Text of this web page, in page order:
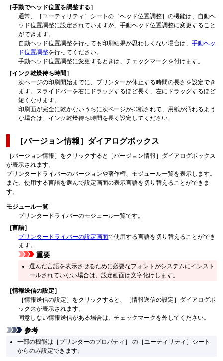
［手動でヘッド位置を調整する］
通常、
［ユーティリティ］ シートの ［ヘッド位置調整］の機能は、自動ヘ
ッド位置調整に設定されていますが、手動ヘッド位置調整に変更すること
ができます。
自動ヘッド位置調整を行っても印刷結果が思わしくない場合は、手動ヘッ
ド位置調整を行ってください。
手動ヘッド位置調整に変更するときは、チェックマークを付けます。
［インク乾燥待ち時間］
次ページの印刷開始までに、プリンターが休止する時間の長さを設定でき
ます。 スライドバーを右にドラッグするほど長く、左にドラッグするほど
短くなります。
印刷面が完全に乾かないうちに次ページが排紙されて、用紙が汚れるよう
な場合は、インク乾燥待ち時間を長く設定してください。
［バージョン情報］ ダイアログボックス
［バージョン情報］ をクリックすると ［バージョン情報］ ダイアログボックス
が表示されます。
プリンタードライバーのバージョンや著作権、モジュール一覧を表示します。
また、使用する言語を選んで設定画面の表示言語を切り替えることができま
す。
モジュール一覧
プリンタードライバーのモジュール一覧です。
［言語］
プリンタードライバーの設定画面で使用する言語を切り替えることができ
ます。
重要
選んだ言語を表示させるために必要なフォントがシステムにインスト
ールされていない場合は、設定画面は文字化けします。
［情報送信の設定］
［情報送信の設定］ をクリックすると、 ［情報送信の設定］ ダイアログボ
ックスが表示されます。
同意しない情報送信がある場合は、チェックマークを外してください。
参考
一部の機能は ［プリンターのプロパティ］の ［ユーティリティ］ シート
からのみ設定できます。